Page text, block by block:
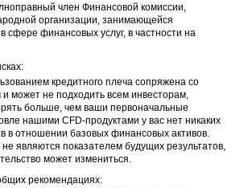
член Финансовой комиссии,
организации, занимающейся
сфере финансовых услуг, в частности на
кредитного плеча сопряжена со
может не подходить всем инвесторам,
больше, чем ваши первоначальные
нашими CFD-продуктами у вас нет никаких
в отношении базовых финансовых активов.
являются показателем будущих результатов,
может измениться.
рекомендациях: